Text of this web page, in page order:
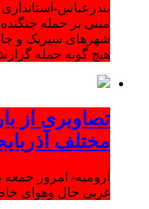
بندرعباس-
مبنی بر حمله
شهرهای سیریک و
هیچ گونه حمله
تصاویری از
مختلف
ارومیه- امروز
غربی حال وهوای